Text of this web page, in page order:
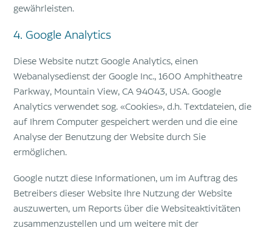
gewährleisten.
4. Google Analytics
Diese Website nutzt Google Analytics, einen
Webanalysedienst der Google Inc., 1600 Amphitheatre
Parkway, Mountain View, CA 94043, USA. Google
Analytics verwendet sog. «Cookies», d.h. Textdateien, die
auf Ihrem Computer gespeichert werden und die eine
Analyse der Benutzung der Website durch Sie
ermöglichen.
Google nutzt diese Informationen, um im Auftrag des
Betreibers dieser Website Ihre Nutzung der Website
auszuwerten, um Reports über die Websiteaktivitäten
zusammenzustellen und um weitere mit der